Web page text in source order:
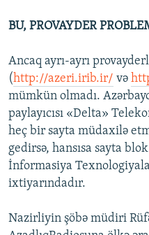
BU, PROVAYDER
Ancaq ayrı-ayrı
(http://azeri.irib.ir/ və
mümkün olmadı.
paylayıcısı «Delta»
heç bir sayta müdaxilə
gedirsə, hansısa sayta
İnformasiya
ixtiyarındadır.
Nazirliyin şöbə müdiri